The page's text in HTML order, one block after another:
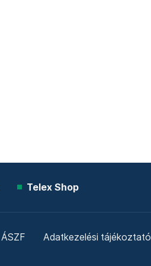
Telex Shop
ÁSZF Adatkezelési tájékoztató